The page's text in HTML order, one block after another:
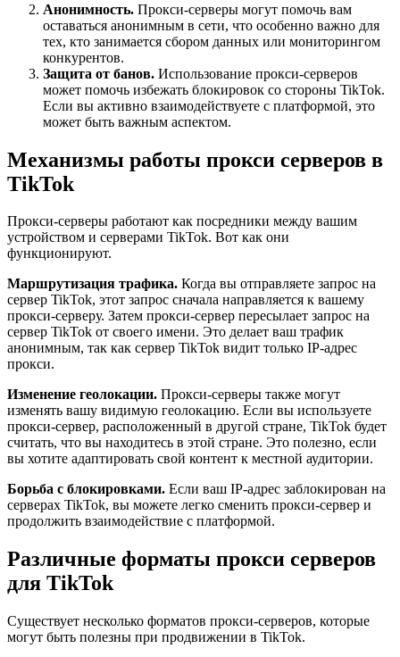
Анонимность. Прокси-серверы могут помочь вам
оставаться анонимным в сети, что особенно важно для
тех, кто занимается сбором данных или мониторингом
конкурентов.
Защита от банов. Использование прокси-серверов
может помочь избежать блокировок со стороны TikTok.
Если вы активно взаимодействуете с платформой, это
может быть важным аспектом.
Механизмы работы прокси серверов в
TikTok
Прокси-серверы работают как посредники между вашим
устройством и серверами TikTok. Вот как они
функционируют.
Маршрутизация трафика. Когда вы отправляете запрос на
сервер TikTok, этот запрос сначала направляется к вашему
прокси-серверу. Затем прокси-сервер пересылает запрос на
сервер TikTok от своего имени. Это делает ваш трафик
анонимным, так как сервер TikTok видит только IP-адрес
прокси.
Изменение геолокации. Прокси-серверы также могут
изменять вашу видимую геолокацию. Если вы используете
прокси-сервер, расположенный в другой стране, TikTok будет
считать, что вы находитесь в этой стране. Это полезно, если
вы хотите адаптировать свой контент к местной аудитории.
Борьба с блокировками. Если ваш IP-адрес заблокирован на
серверах TikTok, вы можете легко сменить прокси-сервер и
продолжить взаимодействие с платформой.
Различные форматы прокси серверов
для TikTok
Существует несколько форматов прокси-серверов, которые
могут быть полезны при продвижении в TikTok.